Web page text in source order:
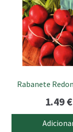
Rabanete
1.49€